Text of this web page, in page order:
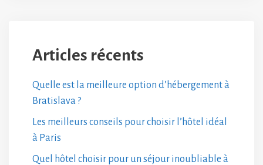
Articles récents
Quelle est la meilleure option d’hébergement à
Bratislava ?
Les meilleurs conseils pour choisir l’hôtel idéal
à Paris
Quel hôtel choisir pour un séjour inoubliable à